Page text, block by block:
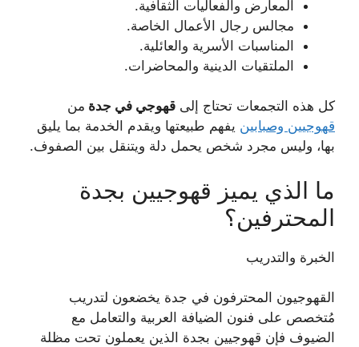
المعارض والفعاليات الثقافية.
مجالس رجال الأعمال الخاصة.
المناسبات الأسرية والعائلية.
الملتقيات الدينية والمحاضرات.
كل هذه التجمعات تحتاج إلى قهوجي في جدة من
قهوجيين وصبابين يفهم طبيعتها ويقدم الخدمة بما يليق
بها، وليس مجرد شخص يحمل دلة ويتنقل بين الصفوف.
ما الذي يميز قهوجيين بجدة
المحترفين؟
الخبرة والتدريب
القهوجيون المحترفون في جدة يخضعون لتدريب
مُتخصص على فنون الضيافة العربية والتعامل مع
الضيوف فإن قهوجيين بجدة الذين يعملون تحت مظلة